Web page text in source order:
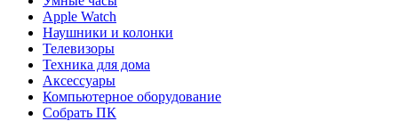
Apple Watch
Наушники и колонки
Телевизоры
Техника для дома
Аксессуары
Компьютерное оборудование
Собрать ПК